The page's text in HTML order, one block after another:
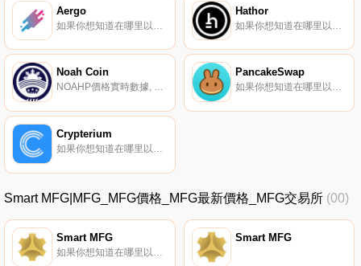
Aergo Hathor
Noah Coin
NOAHP價格實時數據, 什么是Noah Coin（NOAHP）？Noah Coin是Noah DeFi City的原生代幣,這是第一個建立在區塊鏈上的去中心化國家,旨在重新定義國家的概念.
PancakeSwap
如果你想知道在哪里以當前價格購買PancakeSwap,目前交易{PancakeSwap]股票的頂級加密貨幣交易所是Binance、Deepcoin、BTCEX、Bitrue和CoinW。您可以在我們的加密貨幣交易所頁面上找到其他列表.
Crypterium
如果你想知道在哪里以當前價格購買Crypterium,目前交易{Crypterium]股票的頂級加密貨幣交易所是KuCoin、Gate.io、XT.COM、HuoCRPT和Coinbase Exchange。您可以在我們的加密貨幣交易所頁面上找到其他列表.
Smart MFG|MFG_MFG價格_MFG最新價格_MFG交易所 (00)
Smart MFG Smart MFG